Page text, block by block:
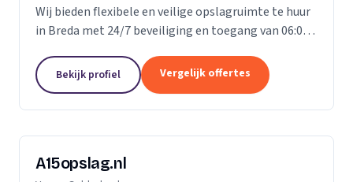
Wij bieden flexibele en veilige opslagruimte te huur
in Breda met 24/7 beveiliging en toegang van 06:00
Bekijk profiel Vergelijk offertes
A15opslag.nl